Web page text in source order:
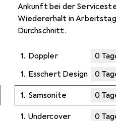
Ankunft bei der
Wiedererhalt in
Durchschnitt.
1. Doppler 0
1. Esschert Design 0
1. Samsonite 0
1. Undercover 0